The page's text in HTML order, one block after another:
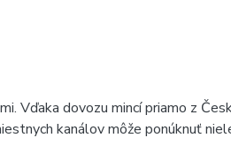
Vďaka dovozu mincí priamo z
kanálov môže ponúknuť